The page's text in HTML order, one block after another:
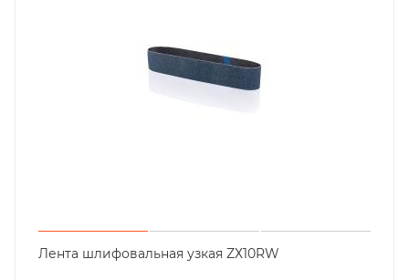
Лента шлифовальная узкая ZХ10RW